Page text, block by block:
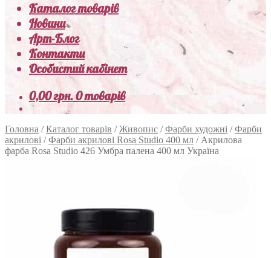
Каталог товарів
Новини
Арт-Блог
Контакти
Особистий кабінет
0,00грн.0 товарів
Головна /Каталог товарів /Живопис /Фарби художні /Фарби
акрилові /Фарби акрилові Rosa Studio 400 мл / Акрилова
фарба Rosa Studio 426 Умбра палена 400 мл Україна